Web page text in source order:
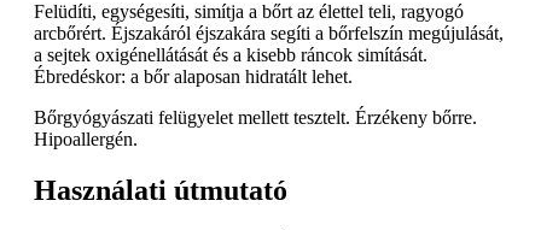
Felüdíti, egységesíti, simítja a bőrt az élettel teli, ragyogó
arcbőrért. Éjszakáról éjszakára segíti a bőrfelszín megújulását,
a sejtek oxigénellátását és a kisebb ráncok simítását.
Ébredéskor: a bőr alaposan hidratált lehet.
Bőrgyógyászati felügyelet mellett tesztelt. Érzékeny bőrre.
Hipoallergén.
Használati útmutató